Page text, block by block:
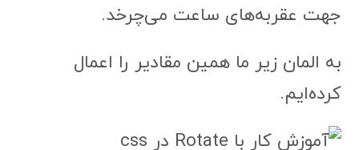
جهت عقربه‌های ساعت می‌چرخد.
به المان زیر ما همین مقادیر را اعمال
کرده‌ایم.